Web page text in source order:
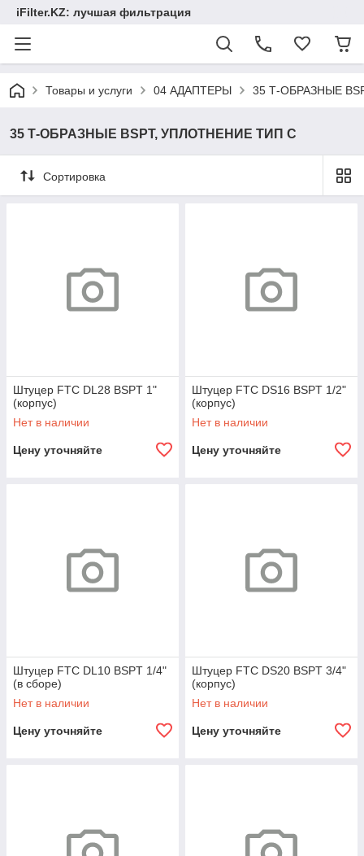
iFilter.KZ: лучшая фильтрация
Товары и услуги 04 АДАПТЕРЫ 35 Т-ОБРАЗНЫЕ
35 Т-ОБРАЗНЫЕ BSPT, УПЛОТНЕНИЕ ТИП С
Сортировка
Штуцер FTC DL28 BSPT 1"
(корпус)
Нет в наличии
Цену уточняйте
Штуцер FTC DS16 BSPT 1/2"
(корпус)
Нет в наличии
Цену уточняйте
Штуцер FTC DL10 BSPT 1/4"
(в сборе)
Нет в наличии
Цену уточняйте
Штуцер FTC DS20 BSPT 3/4"
(корпус)
Нет в наличии
Цену уточняйте